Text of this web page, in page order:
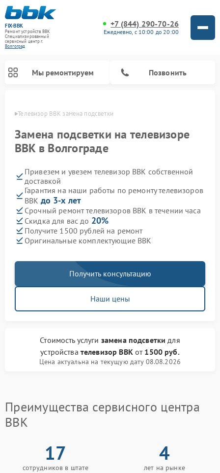
FIX-BBK
Ремонт устройств BBK
Специализированный
cервисный центр г.
Волгоград
+7 (844) 290-70-26
Ежедневно, с 10:00 до 20:00
Мы ремонтируем Позвонить
Телевизор BBK замена подсветки
Замена подсветки на телевизоре
BBK в Волгограде
Привезем и увезем телевизор BBK собственной
доставкой
Гарантия на наши работы по ремонту телевизоров
BBK до 3-х лет
Срочный ремонт телевизоров BBK в течении часа
Скидка для вас до 20%
Получите 1500 рублей на ремонт
Оригинальные комплектующие BBK
Получить консультацию
Наши цены
Стоимость услуги замена подсветки для
устройства телевизор BBKот 1500 руб.
Цена актуальна на текущую дату 08.08.2026
Преимущества сервисного центра
BBK
17
сотрудников в штате
4
лет на рынке